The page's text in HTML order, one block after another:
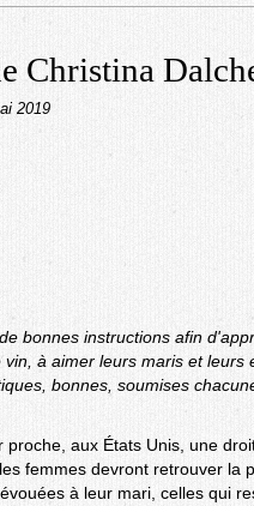
Christina
2019
bonnes instructions afin
vin, à aimer leurs maris et
bonnes, soumises
proche, aux États Unis, une
femmes devront retrouver la
à leur mari, celles qui